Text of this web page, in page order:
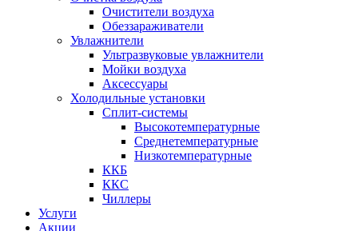
Очистители воздуха
Обеззараживатели
Увлажнители
Ультразвуковые увлажнители
Мойки воздуха
Аксессуары
Холодильные установки
Сплит-системы
Высокотемпературные
Среднетемпературные
Низкотемпературные
ККБ
ККС
Чиллеры
Услуги
Акции